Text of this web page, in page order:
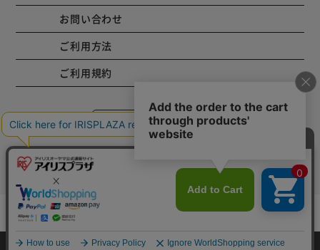
お問い合わせ
ご利用方法
ご利用規約
コーポレートサイト
Copyright © 2001 IRISPLAZA. ALL Rights Reserved.